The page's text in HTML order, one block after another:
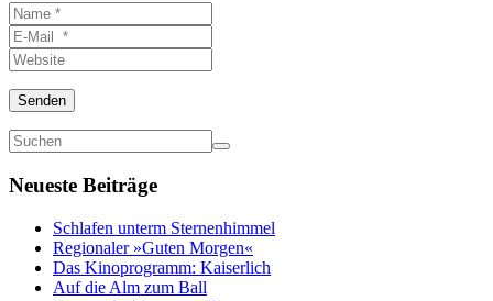
Name
*E-
Mail
*
Website
Senden
Neueste Beiträge
Schlafen unterm Sternenhimmel
Regionaler »Guten Morgen«
Das Kinoprogramm: Kaiserlich
Auf die Alm zum Ball